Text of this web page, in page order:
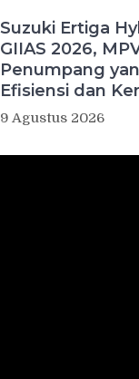
Suzuki Ertiga
GIIAS 2026,
Penumpang
Efisiensi dan
9 Agustus 2026